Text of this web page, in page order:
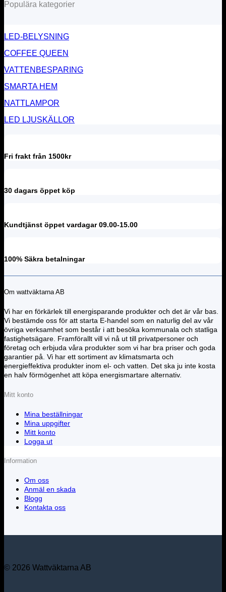
Populära kategorier
LED-BELYSNING
COFFEE QUEEN
VATTENBESPARING
SMARTA HEM
NATTLAMPOR
LED LJUSKÄLLOR
Fri frakt från 1500kr
30 dagars öppet köp
Kundtjänst öppet vardagar 09.00-15.00
100% Säkra betalningar
Om wattväktarna AB
Vi har en förkärlek till energisparande produkter och det är vår bas.
Vi bestämde oss för att starta E-handel som en naturlig del av vår
övriga verksamhet som består i att besöka kommunala och statliga
fastighetsägare. Framförallt vill vi nå ut till privatpersoner och
företag och erbjuda våra produkter som vi har bra priser och goda
garantier på. Vi har ett sortiment av klimatsmarta och
energieffektiva produkter inom el- och vatten. Det ska ju inte kosta
en halv förmögenhet att köpa energismartare alternativ.
Mitt konto
Mina beställningar
Mina uppgifter
Mitt konto
Logga ut
Information
Om oss
Anmäl en skada
Blogg
Kontakta oss
© 2026 Wattväktarna AB